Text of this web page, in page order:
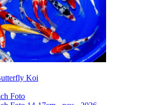
Koi
Foto